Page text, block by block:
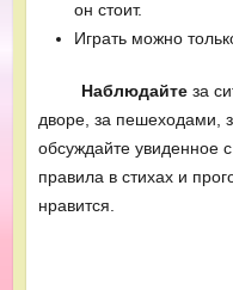
он стоит.
Играть можно
Наблюдайтеза
дворе, за пешеходами,
обсуждайте увиденное
правила в стихах и
нравится.